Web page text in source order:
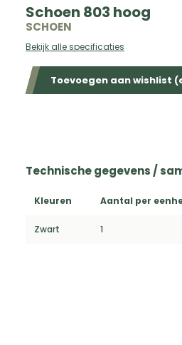
Schoen 803 hoog
SCHOEN
Bekijk alle specificaties
Toevoegen aan wishlist
Technische gegevens /
Kleuren Aantal per
Zwart 1